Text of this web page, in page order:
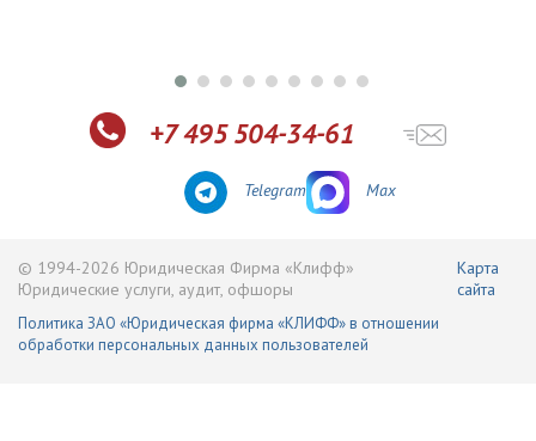
+7 495 504-34-61
Telegram Max
© 1994-2026 Юридическая Фирма «Клифф»
Юридические услуги, аудит, офшоры
Карта
сайта
Политика ЗАО «Юридическая фирма «КЛИФФ» в отношении
обработки персональных данных пользователей